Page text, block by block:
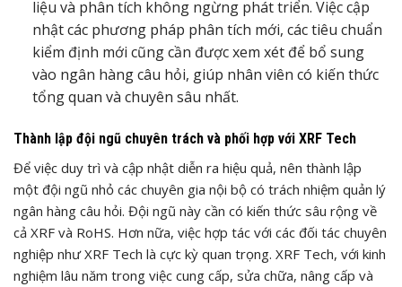
liệu và phân tích không ngừng phát triển. Việc cập
nhật các phương pháp phân tích mới, các tiêu chuẩn
kiểm định mới cũng cần được xem xét để bổ sung
vào ngân hàng câu hỏi, giúp nhân viên có kiến thức
tổng quan và chuyên sâu nhất.
Thành lập đội ngũ chuyên trách và phối hợp với XRF Tech
Để việc duy trì và cập nhật diễn ra hiệu quả, nên thành lập
một đội ngũ nhỏ các chuyên gia nội bộ có trách nhiệm quản lý
ngân hàng câu hỏi. Đội ngũ này cần có kiến thức sâu rộng về
cả XRF và RoHS. Hơn nữa, việc hợp tác với các đối tác chuyên
nghiệp như XRF Tech là cực kỳ quan trọng. XRF Tech, với kinh
nghiệm lâu năm trong việc cung cấp, sửa chữa, nâng cấp và